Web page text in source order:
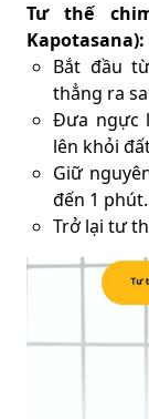
Tư thế
Kapotasana):
Bắt đầu
thẳng ra
Đưa ngực
lên khỏi
Giữ
đến 1 phút.
Trở lại tư